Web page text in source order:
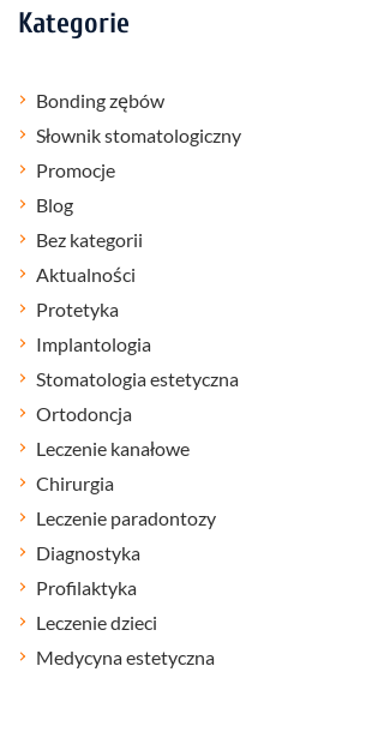
Kategorie
Bonding zębów
Słownik stomatologiczny
Promocje
Blog
Bez kategorii
Aktualności
Protetyka
Implantologia
Stomatologia estetyczna
Ortodoncja
Leczenie kanałowe
Chirurgia
Leczenie paradontozy
Diagnostyka
Profilaktyka
Leczenie dzieci
Medycyna estetyczna